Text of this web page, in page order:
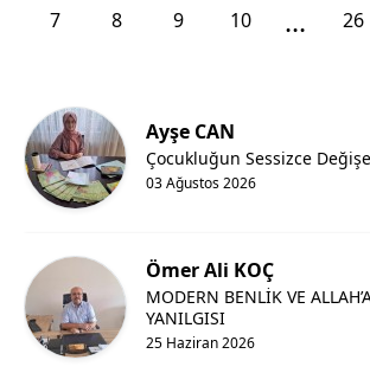
7
8 9 10 ... 26
Ayşe CAN
03 Ağustos 2026
Çocukluğun Sessizce
Ömer Ali KOÇ
25 Haziran 2026
MODERN BENLİK VE
YANILGISI